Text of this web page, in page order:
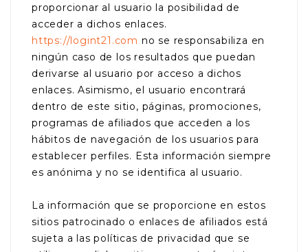
proporcionar al usuario la posibilidad de
acceder a dichos enlaces.
https://logint21.com no se responsabiliza en
ningún caso de los resultados que puedan
derivarse al usuario por acceso a dichos
enlaces. Asimismo, el usuario encontrará
dentro de este sitio, páginas, promociones,
programas de afiliados que acceden a los
hábitos de navegación de los usuarios para
establecer perfiles. Esta información siempre
es anónima y no se identifica al usuario.
La información que se proporcione en estos
sitios patrocinado o enlaces de afiliados está
sujeta a las políticas de privacidad que se